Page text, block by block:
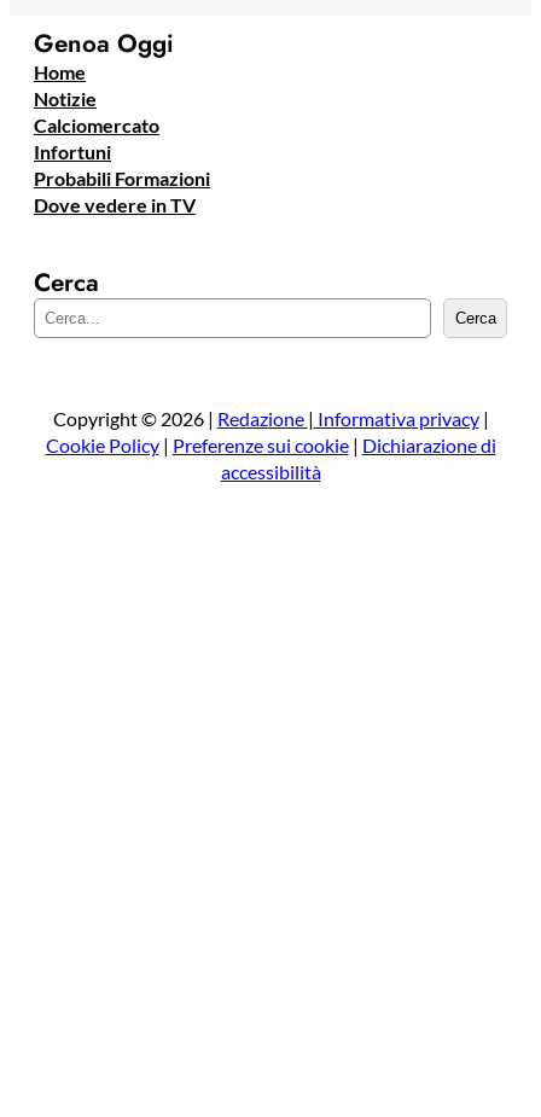
Genoa Oggi
Home
Notizie
Calciomercato
Infortuni
Probabili Formazioni
Dove vedere in TV
Cerca
e
a
Cerca
Copyright © 2026 | Redazione | Informativa privacy|
Cookie Policy| Preferenze sui cookie| Dichiarazione di
accessibilità